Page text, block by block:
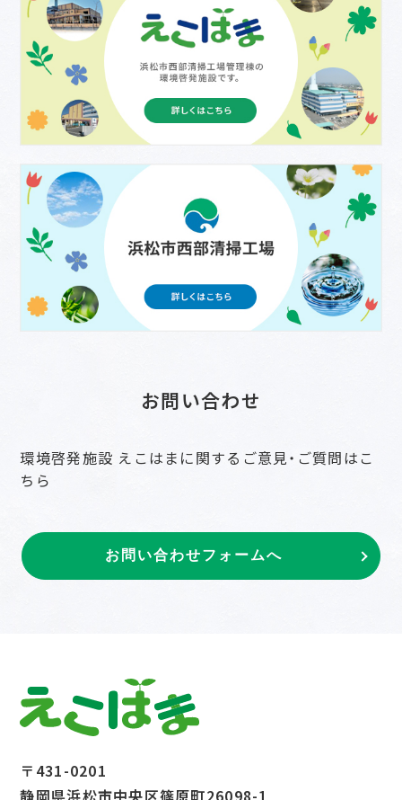
お問い合わせ
環境啓発施設 えこはまに関するご意見・ご質問はこ
ちら
お問い合わせフォームへ
〒431-0201